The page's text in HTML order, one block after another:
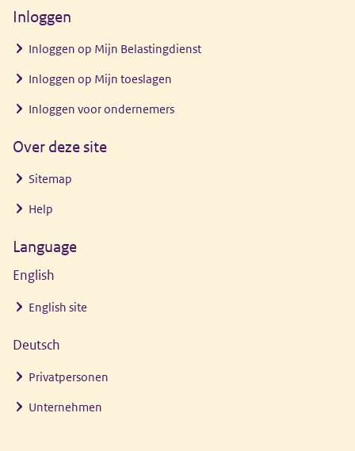
Inloggen
Inloggen op Mijn Belastingdienst
Inloggen op Mijn toeslagen
Inloggen voor ondernemers
Over deze site
Sitemap
Help
Language
English
English site
Deutsch
Privatpersonen
Unternehmen